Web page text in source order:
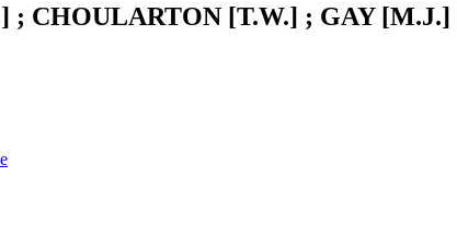
CHOULARTON [T.W.] ; GAY [M.J.]